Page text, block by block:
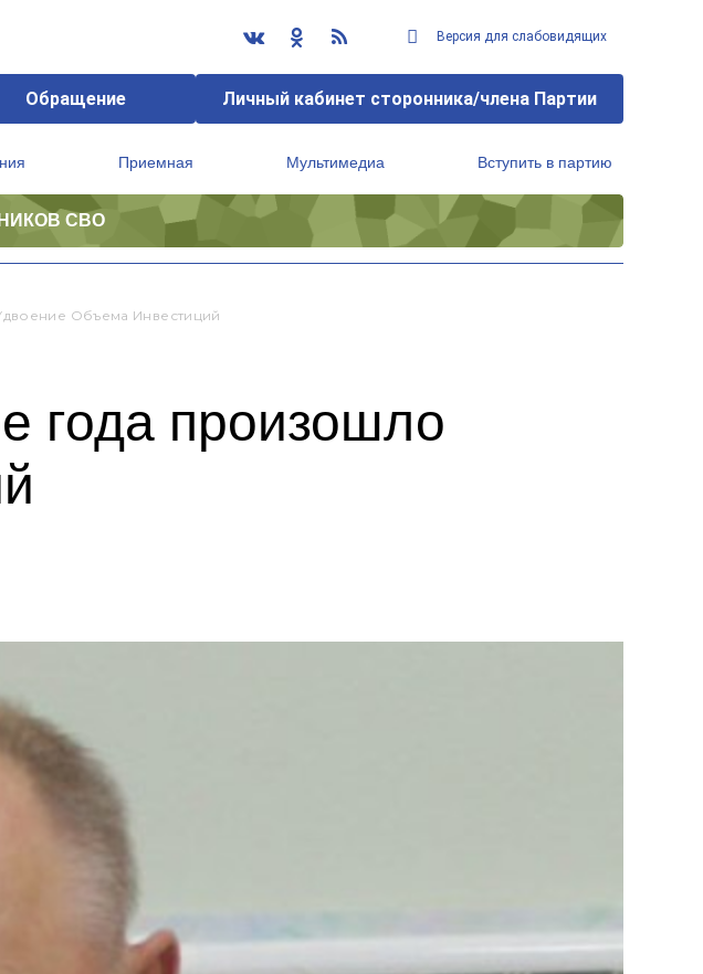
Версия для слабовидящих
Обращение Личный кабинет сторонника/члена Партии
Приемная Мультимедиа Вступить в партию
СВО
Объема Инвестиций
года произошло